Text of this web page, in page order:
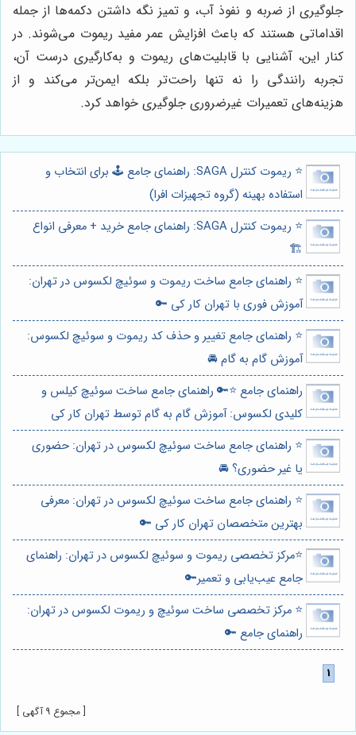
جلوگیری از ضربه و نفوذ آب، و تمیز نگه داشتن دکمه‌ها از جمله
اقداماتی هستند که باعث افزایش عمر مفید ریموت می‌شوند. در
کنار این، آشنایی با قابلیت‌های ریموت و به‌کارگیری درست آن،
تجربه رانندگی را نه تنها راحت‌تر بلکه ایمن‌تر می‌کند و از
هزینه‌های تعمیرات غیرضروری جلوگیری خواهد کرد.
⭐️ ریموت کنترل SAGA: راهنمای جامع 🕹️ برای انتخاب و
استفاده بهینه (گروه تجهیزات افرا)
⭐️ ریموت کنترل SAGA: راهنمای جامع خرید + معرفی انواع
🏗️
⭐️ راهنمای جامع ساخت ریموت و سوئیچ لکسوس در تهران:
آموزش فوری با تهران کار کی 🔑
⭐️ راهنمای جامع تغییر و حذف کد ریموت و سوئیچ لکسوس:
آموزش گام به گام 🚘
راهنمای جامع ⭐️🔑 راهنمای جامع ساخت سوئیچ کیلس و
کلیدی لکسوس: آموزش گام به گام توسط تهران کار کی
⭐️ راهنمای جامع ساخت سوئیچ لکسوس در تهران: حضوری
یا غیر حضوری؟ 🚘
⭐️ راهنمای جامع ساخت سوئیچ لکسوس در تهران: معرفی
بهترین متخصصان تهران کار کی 🔑
⭐️مرکز تخصصی ریموت و سوئیچ لکسوس در تهران: راهنمای
جامع عیب‌یابی و تعمیر🔑
⭐️ مرکز تخصصی ساخت سوئیچ و ریموت لکسوس در تهران:
راهنمای جامع 🔑
[ مجموع 9 آگهی ]